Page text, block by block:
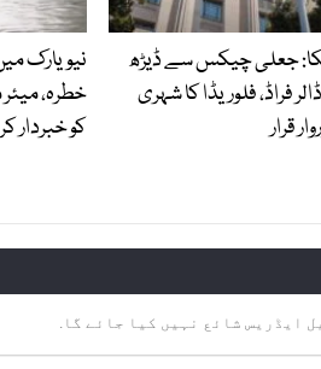
جعلی چیکس سے ڈیڑھ
فراڈ، فلوریڈا کا شہری
قرار
نیویارک
خطرہ،
کو خبردار
ایڈریس شائع نہیں کیا جائے گا.